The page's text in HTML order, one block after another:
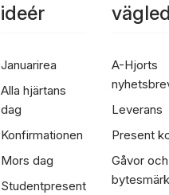
ideér
Januarirea
Alla hjärtans
dag
Konfirmationen
Mors dag
Studentpresent
A-Hjorts
Leverans
Present
Gåvor och